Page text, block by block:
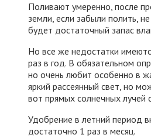
Поливают умеренно, после
земли, если забыли полить,
будет достаточный запас
Но все же недостатки
раз в год. В обязательном
но очень любит особенно в
яркий рассеянный свет, но
вот прямых солнечных лучей
Удобрение в летний период
достаточно 1 раз в месяц.